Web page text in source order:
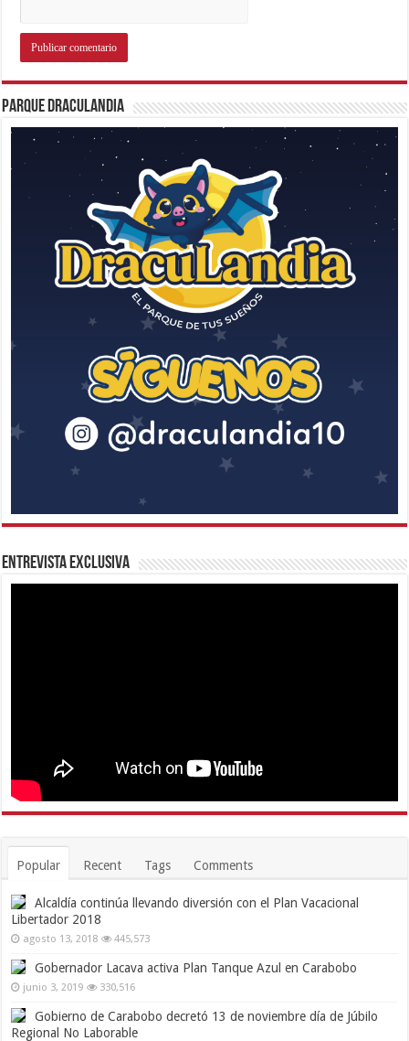
Parque Draculandia
Entrevista Exclusiva
Popular Recent Tags Comments
Alcaldía continúa llevando diversión con el Plan Vacacional
Libertador 2018
agosto 13, 2018 445,573
Gobernador Lacava activa Plan Tanque Azul en Carabobo
junio 3, 2019 330,516
Gobierno de Carabobo decretó 13 de noviembre día de Júbilo
Regional No Laborable